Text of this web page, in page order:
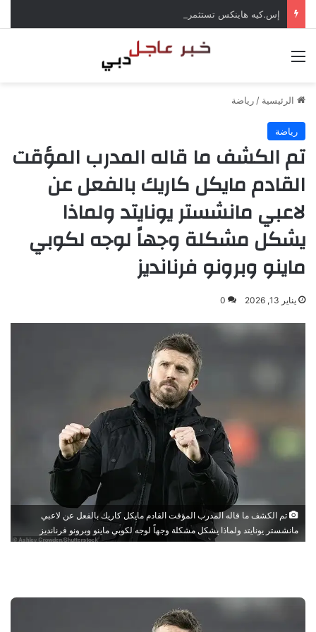
الرئيسية / رياضة
رياضة
تم الكشف ما قاله المدرب المؤقت
القادم مايكل كاريك بالفعل عن
لاعبي مانشستر يونايتد ولماذا
يشكل مشكلة وجهاً لوجه لكوبي
ماينو وبرونو فرنانديز
يناير 13, 2026 0
تم الكشف ما قاله المدرب المؤقت القادم مايكل كاريك بالفعل عن لاعبي
مانشستر يونايتد ولماذا يشكل مشكلة وجهاً لوجه لكوبي ماينو وبرونو فرنانديز